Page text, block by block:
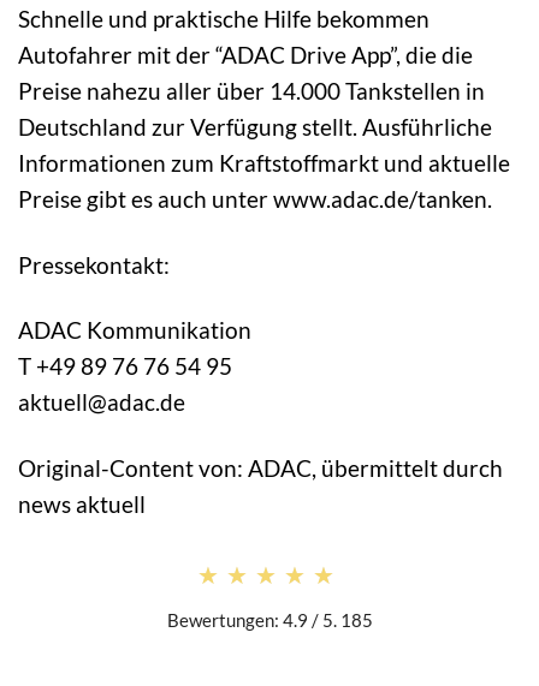
Schnelle und praktische Hilfe bekommen
Autofahrer mit der “ADAC Drive App”, die die
Preise nahezu aller über 14.000 Tankstellen in
Deutschland zur Verfügung stellt. Ausführliche
Informationen zum Kraftstoffmarkt und aktuelle
Preise gibt es auch unter www.adac.de/tanken.
Pressekontakt:
ADAC Kommunikation
T +49 89 76 76 54 95
aktuell@adac.de
Original-Content von: ADAC, übermittelt durch
news aktuell
★★★★★
★★★★★
Bewertungen: 4.9 / 5. 185